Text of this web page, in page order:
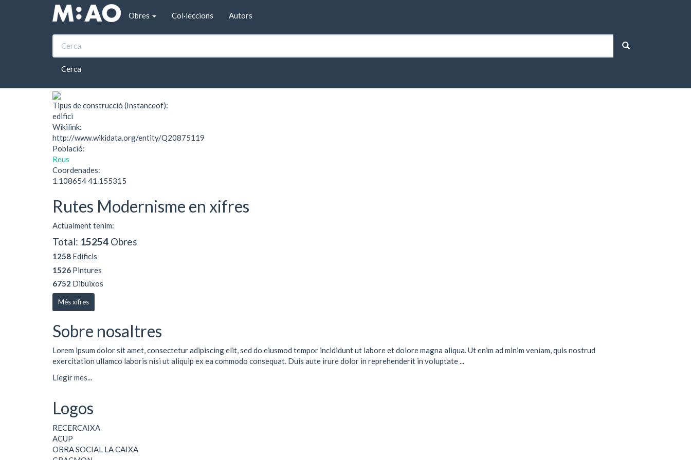
Vés al contingut
Obres
Col·leccions Autors
Cerca
Inici Fonda Florida
Fonda Florida
Tipus de construcció (Instanceof):
edifici
Wikilink:
http://www.wikidata.org/entity/Q20875119
Població:
Reus
Coordenades:
1.108654 41.155315
Rutes Modernisme en xifres
Actualment tenim:
Total: 15254 Obres
1258 Edificis
1526 Pintures
6752 Dibuixos
Més xifres
Sobre nosaltres
Lorem ipsum dolor sit amet, consectetur adipiscing elit, sed do eiusmod tempor incididunt ut labore et dolore magna aliqua. Ut enim ad minim veniam, quis nostrud
exercitation ullamco laboris nisi ut aliquip ex ea commodo consequat. Duis aute irure dolor in reprehenderit in voluptate ...
Llegir mes...
Logos
RECERCAIXA
ACUP
OBRA SOCIAL LA CAIXA